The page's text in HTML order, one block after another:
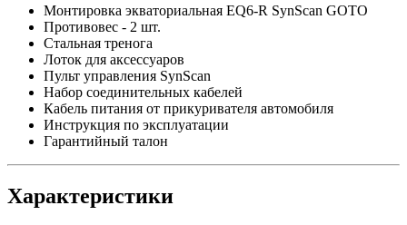
Монтировка экваториальная EQ6-R SynScan GOTO
Противовес - 2 шт.
Стальная тренога
Лоток для аксессуаров
Пульт управления SynScan
Набор соединительных кабелей
Кабель питания от прикуривателя автомобиля
Инструкция по эксплуатации
Гарантийный талон
Характеристики